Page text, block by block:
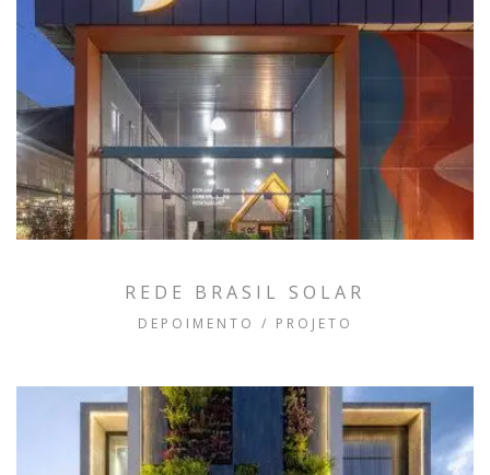
REDE BRASIL SOLAR
DEPOIMENTO / PROJETO